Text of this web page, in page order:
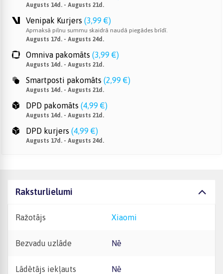
Augusts 14d. - Augusts 21d.
Venipak Kurjers (3,99 €)
Apmaksā pilnu summu skaidrā naudā piegādes brīdī.
Augusts 17d. - Augusts 24d.
Omniva pakomāts (3,99 €)
Augusts 14d. - Augusts 21d.
Smartposti pakomāts (2,99 €)
Augusts 14d. - Augusts 21d.
DPD pakomāts (4,99 €)
Augusts 14d. - Augusts 21d.
DPD kurjers (4,99 €)
Augusts 17d. - Augusts 24d.
Raksturlielumi
Ražotājs Xiaomi
Bezvadu uzlāde Nē
Lādētājs iekļauts Nē